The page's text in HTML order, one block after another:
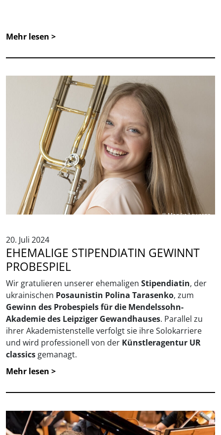
Mehr lesen >
© Monika Lawrenz
20. Juli 2024
EHEMALIGE STIPENDIATIN GEWINNT
PROBESPIEL
Wir gratulieren unserer ehemaligen Stipendiatin, der
ukrainischen Posaunistin Polina Tarasenko, zum
Gewinn des Probespiels für die Mendelssohn-
Akademie des Leipziger Gewandhauses. Parallel zu
ihrer Akademistenstelle verfolgt sie ihre Solokarriere
und wird professionell von der Künstleragentur UR
classics gemanagt.
Mehr lesen >